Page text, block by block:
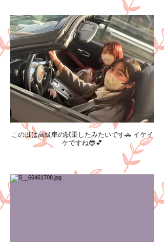
この班は高級車の試乗したみたいです🚗 イケイ
ケですね😎💕